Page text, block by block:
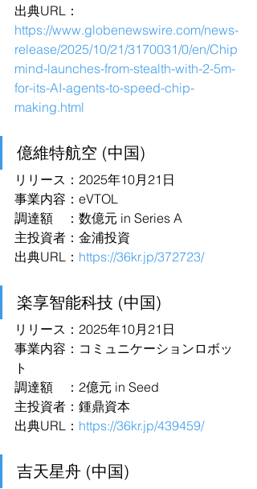
出典URL：
https://www.globenewswire.com/news-
release/2025/10/21/3170031/0/en/Chip
mind-launches-from-stealth-with-2-5m-
for-its-AI-agents-to-speed-chip-
making.html
億維特航空 (中国)
リリース：2025年10月21日
事業内容：eVTOL
調達額　：数億元 in Series A
主投資者：金浦投資
出典URL： https://36kr.jp/372723/
楽享智能科技 (中国)
リリース：2025年10月21日
事業内容：コミュニケーションロボッ
ト
調達額　：2億元 in Seed
主投資者：鍾鼎資本
出典URL： https://36kr.jp/439459/
吉天星舟 (中国)